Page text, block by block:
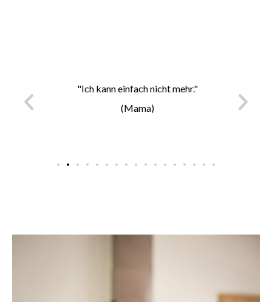
"Ich kann einfach nicht mehr."
(Mama)